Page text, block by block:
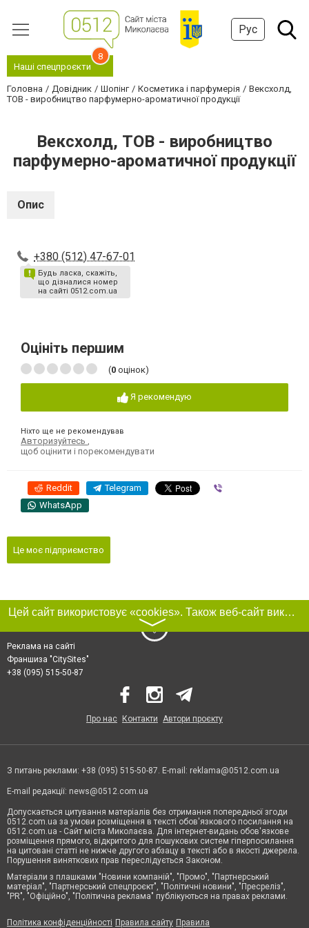
Рус
Наші спецпроєкти
8
Головна Довідник Шопінг Косметика і парфумерія
Вексхолд,
ТОВ - виробництво парфумерно-ароматичної продукції
Вексхолд, ТОВ - виробництво
парфумерно-ароматичної продукції
Опис
+380 (512) 47-67-01
Будь ласка, скажіть,
що дізналися номер
на сайті 0512.com.ua
Оцініть першим
(0 оцінок)
Я рекомендую
Ніхто ще не рекомендував
Авторизуйтесь
щоб оцінити і порекомендувати
Reddit Telegram
WhatsApp
Це моє підприємство
Цей сайт використовує «cookies». Також веб-сайт використовує інтернет-сервіс для збору технічних даних стосовно відвідувачів з метою отримання маркетингової та статистичної інформації. Умови обробки даних відвідувачів сайту див.
〉
Реклама на сайті
Франшиза "CitySites"
+38 (095) 515-50-87
Про нас Контакти Автори проєкту
З питань реклами: +38 (095) 515-50-87. E-mail: reklama@0512.com.ua
E-mail редакції: news@0512.com.ua
Допускається цитування матеріалів без отримання попередньої згоди
0512.com.ua за умови розміщення в тексті обов'язкового посилання на
0512.com.ua - Сайт міста Миколаєва. Для інтернет-видань обов'язкове
розміщення прямого, відкритого для пошукових систем гіперпосилання
на цитовані статті не нижче другого абзацу в тексті або в якості джерела.
Порушення виняткових прав переслідується Законом.
Матеріали з плашками "Новини компаній", "Промо", "Партнерський
матеріал", "Партнерський спецпроєкт", "Політичні новини", "Пресреліз",
"PR", "Офіційно", "Політична реклама" публікуються на правах реклами.
Політика конфіденційності Правила сайту Правила